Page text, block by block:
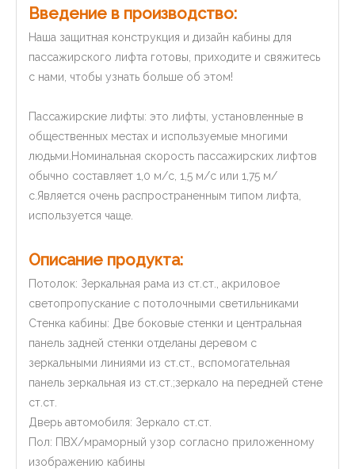
Введение в производство:
Наша защитная конструкция и дизайн кабины для
пассажирского лифта готовы, приходите и свяжитесь
с нами, чтобы узнать больше об этом!
Пассажирские лифты: это лифты, установленные в
общественных местах и ​​используемые многими
людьми.Номинальная скорость пассажирских лифтов
обычно составляет 1,0 м/с, 1,5 м/с или 1,75 м/
с.Является очень распространенным типом лифта,
используется чаще.
Описание продукта:
Потолок: Зеркальная рама из ст.ст., акриловое
светопропускание с потолочными светильниками
Стенка кабины: Две боковые стенки и центральная
панель задней стенки отделаны деревом с
зеркальными линиями из ст.ст., вспомогательная
панель зеркальная из ст.ст.;зеркало на передней стене
ст.ст.
Дверь автомобиля: Зеркало ст.ст.
Пол: ПВХ/мраморный узор согласно приложенному
изображению кабины